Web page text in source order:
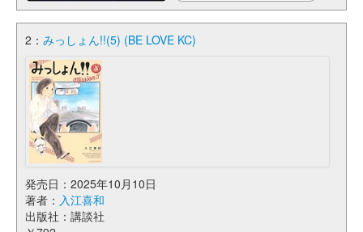
2： みっしょん!!(5) (BE LOVE KC)
発売日：2025年10月10日
著者： 入江喜和
出版社：講談社